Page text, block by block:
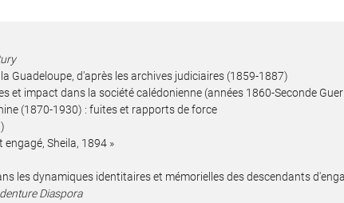
Guadeloupe, d'après les archives judiciaires (1859-1887)
et impact dans la société calédonienne (années 1860-Seconde
(1870-1930) : fuites et rapports de force
engagé, Sheila, 1894 »
les dynamiques identitaires et mémorielles des descendants
Diaspora